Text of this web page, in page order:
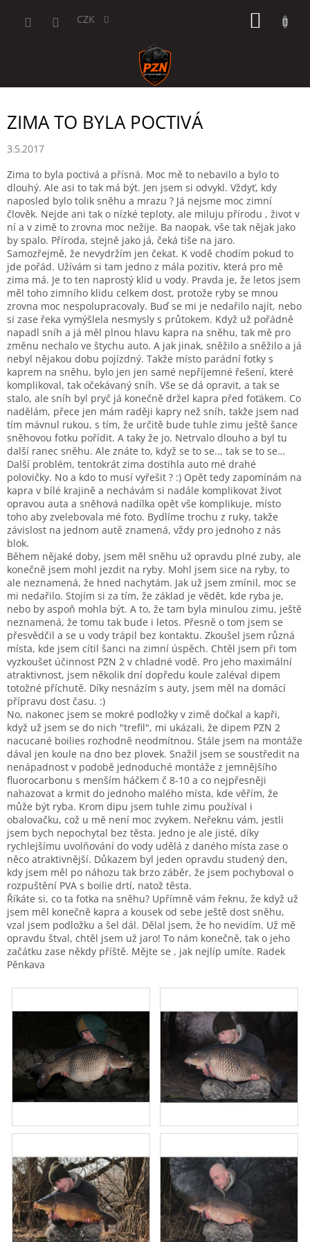
CZK
ZIMA TO BYLA POCTIVÁ
3.5.2017
Zima to byla poctivá a přísná. Moc mě to nebavilo a bylo to
dlouhý. Ale asi to tak má být. Jen jsem si odvykl. Vždyť, kdy
naposled bylo tolik sněhu a mrazu ? Já nejsme moc zimní
člověk. Nejde ani tak o nízké teploty, ale miluju přírodu , život v
ní a v zimě to zrovna moc nežije. Ba naopak, vše tak nějak jako
by spalo. Příroda, stejně jako já, čeká tiše na jaro.
Samozřejmě, že nevydržím jen čekat. K vodě chodím pokud to
jde pořád. Užívám si tam jedno z mála pozitiv, která pro mě
zima má. Je to ten naprostý klid u vody. Pravda je, že letos jsem
měl toho zimního klidu celkem dost, protože ryby se mnou
zrovna moc nespolupracovaly. Buď se mi je nedařilo najít, nebo
si zase řeka vymýšlela nesmysly s průtokem. Když už pořádně
napadl sníh a já měl plnou hlavu kapra na sněhu, tak mě pro
změnu nechalo ve štychu auto. A jak jinak, sněžilo a sněžilo a já
nebyl nějakou dobu pojízdný. Takže místo parádní fotky s
kaprem na sněhu, bylo jen jen samé nepříjemné řešení, které
komplikoval, tak očekávaný sníh. Vše se dá opravit, a tak se
stalo, ale sníh byl pryč já konečně držel kapra před foťákem. Co
nadělám, přece jen mám raději kapry než sníh, takže jsem nad
tím mávnul rukou, s tím, že určitě bude tuhle zimu ještě šance
sněhovou fotku pořídit. A taky že jo. Netrvalo dlouho a byl tu
další ranec sněhu. Ale znáte to, když se to se.., tak se to se…
Další problém, tentokrát zima dostihla auto mé drahé
polovičky. No a kdo to musí vyřešit ? :) Opět tedy zapomínám na
kapra v bílé krajině a nechávám si nadále komplikovat život
opravou auta a sněhová nadílka opět vše komplikuje, místo
toho aby zvelebovala mé foto. Bydlíme trochu z ruky, takže
závislost na jednom autě znamená, vždy pro jednoho z nás
blok.
Během nějaké doby, jsem měl sněhu už opravdu plné zuby, ale
konečně jsem mohl jezdit na ryby. Mohl jsem sice na ryby, to
ale neznamená, že hned nachytám. Jak už jsem zmínil, moc se
mi nedařilo. Stojím si za tím, že základ je vědět, kde ryba je,
nebo by aspoň mohla být. A to, že tam byla minulou zimu, ještě
neznamená, že tomu tak bude i letos. Přesně o tom jsem se
přesvědčil a se u vody trápil bez kontaktu. Zkoušel jsem různá
místa, kde jsem cítil šanci na zimní úspěch. Chtěl jsem při tom
vyzkoušet účinnost PZN 2 v chladné vodě. Pro jeho maximální
atraktivnost, jsem několik dní dopředu koule zaléval dipem
totožné příchutě. Díky nesnázím s auty, jsem měl na domácí
přípravu dost času. :)
No, nakonec jsem se mokré podložky v zimě dočkal a kapři,
když už jsem se do nich "trefil", mi ukázali, že dipem PZN 2
nacucané boilies rozhodně neodmítnou. Stále jsem na montáže
dával jen koule na dno bez plovek. Snažil jsem se soustředit na
nenápadnost v podobě jednoduché montáže z jemnějšího
fluorocarbonu s menším háčkem č 8-10 a co nejpřesněji
nahazovat a krmit do jednoho malého místa, kde věřím, že
může být ryba. Krom dipu jsem tuhle zimu používal i
obalovačku, což u mě není moc zvykem. Neřeknu vám, jestli
jsem bych nepochytal bez těsta. Jedno je ale jisté, díky
rychlejšímu uvolňování do vody udělá z daného místa zase o
něco atraktivnější. Důkazem byl jeden opravdu studený den,
kdy jsem měl po náhozu tak brzo záběr, že jsem pochyboval o
rozpuštění PVA s boilie drtí, natož těsta.
Říkáte si, co ta fotka na sněhu? Upřímně vám řeknu, že když už
jsem měl konečně kapra a kousek od sebe ještě dost sněhu,
vzal jsem podložku a šel dál. Dělal jsem, že ho nevidím. Už mě
opravdu štval, chtěl jsem už jaro! To nám konečně, tak o jeho
začátku zase někdy příště. Mějte se , jak nejlíp umíte. Radek
Pěnkava